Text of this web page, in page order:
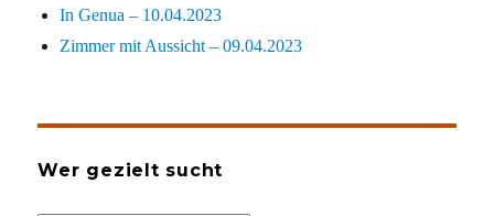
In Genua – 10.04.2023
Zimmer mit Aussicht – 09.04.2023
Wer gezielt sucht